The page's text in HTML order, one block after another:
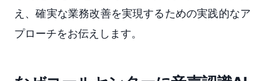
え、確実な業務改善を実現するための実践的なア
プローチをお伝えします。